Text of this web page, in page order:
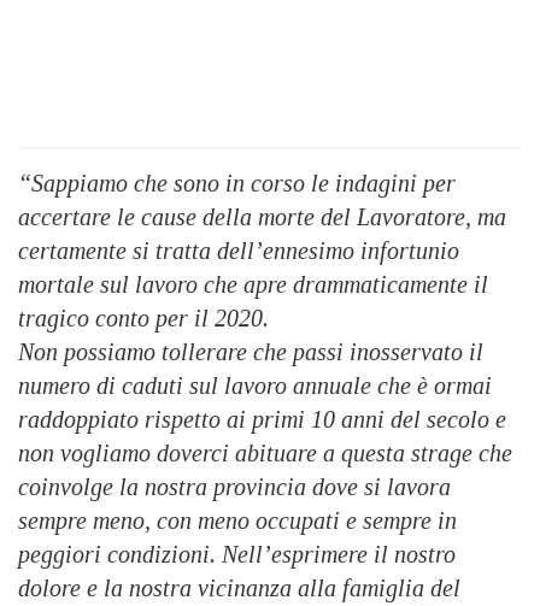
“Sappiamo che sono in corso le indagini per
accertare le cause della morte del Lavoratore, ma
certamente si tratta dell’ennesimo infortunio
mortale sul lavoro che apre drammaticamente il
tragico conto per il 2020.
Non possiamo tollerare che passi inosservato il
numero di caduti sul lavoro annuale che è ormai
raddoppiato rispetto ai primi 10 anni del secolo e
non vogliamo doverci abituare a questa strage che
coinvolge la nostra provincia dove si lavora
sempre meno, con meno occupati e sempre in
peggiori condizioni. Nell’esprimere il nostro
dolore e la nostra vicinanza alla famiglia del